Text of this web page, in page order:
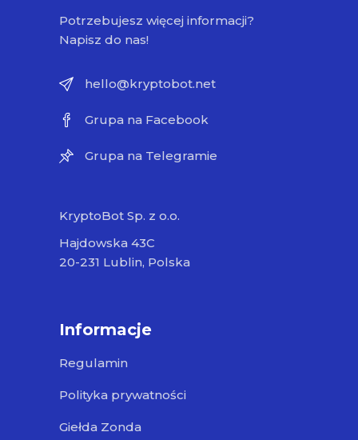
Potrzebujesz więcej informacji?
Napisz do nas!
hello@kryptobot.net
Grupa na Facebook
Grupa na Telegramie
KryptoBot Sp. z o.o.
Hajdowska 43C
20-231 Lublin, Polska
Informacje
Regulamin
Polityka prywatności
Giełda Zonda